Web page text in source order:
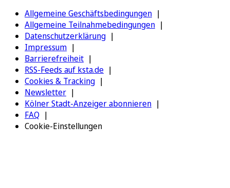
Allgemeine Geschäftsbedingungen
Allgemeine Teilnahmebedingungen
Datenschutzerklärung
Impressum
Barrierefreiheit
RSS-Feeds auf ksta.de
Cookies & Tracking
Newsletter
Kölner Stadt-Anzeiger abonnieren
FAQ
Cookie-Einstellungen